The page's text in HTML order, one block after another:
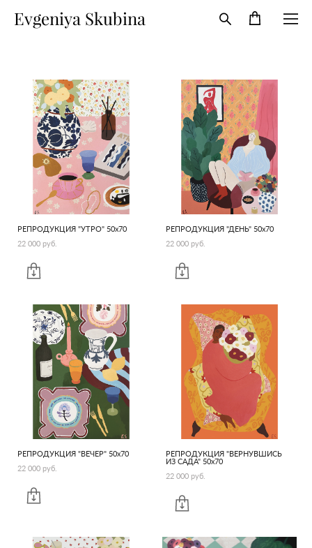
Evgeniya Skubina
РЕПРОДУКЦИЯ "УТРО" 50х70
22 000 pуб.
РЕПРОДУКЦИЯ "ДЕНЬ" 50х70
22 000 pуб.
РЕПРОДУКЦИЯ "ВЕЧЕР" 50х70
22 000 pуб.
РЕПРОДУКЦИЯ "ВЕРНУВШИСЬ
ИЗ САДА" 50х70
22 000 pуб.